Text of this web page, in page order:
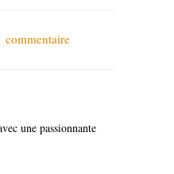
commentaire
une passionnante